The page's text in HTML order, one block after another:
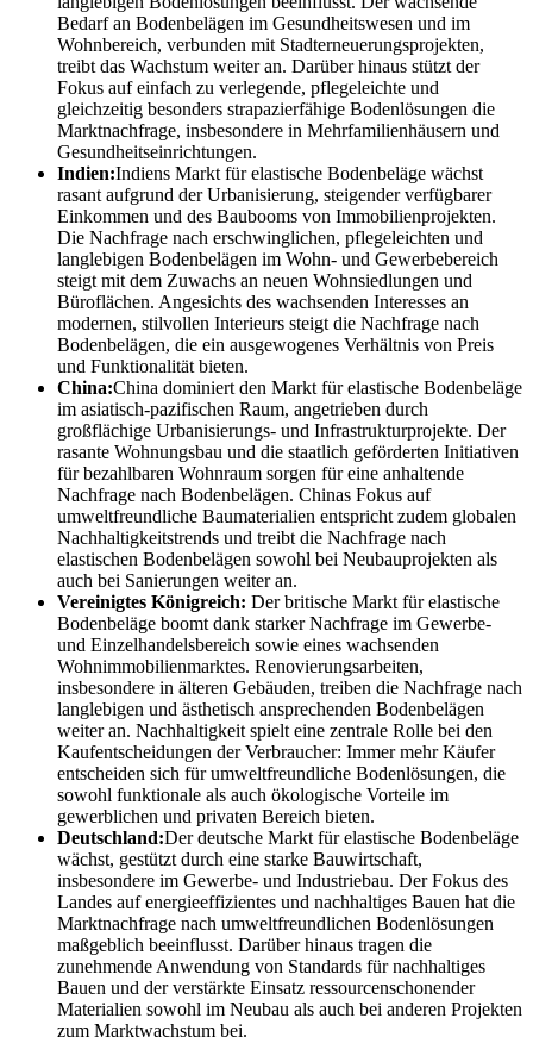
Bedarf an Bodenbelägen im Gesundheitswesen und im
Wohnbereich, verbunden mit Stadterneuerungsprojekten,
treibt das Wachstum weiter an. Darüber hinaus stützt der
Fokus auf einfach zu verlegende, pflegeleichte und
gleichzeitig besonders strapazierfähige Bodenlösungen die
Marktnachfrage, insbesondere in Mehrfamilienhäusern und
Gesundheitseinrichtungen.
Indien:Indiens Markt für elastische Bodenbeläge wächst
rasant aufgrund der Urbanisierung, steigender verfügbarer
Einkommen und des Baubooms von Immobilienprojekten.
Die Nachfrage nach erschwinglichen, pflegeleichten und
langlebigen Bodenbelägen im Wohn- und Gewerbebereich
steigt mit dem Zuwachs an neuen Wohnsiedlungen und
Büroflächen. Angesichts des wachsenden Interesses an
modernen, stilvollen Interieurs steigt die Nachfrage nach
Bodenbelägen, die ein ausgewogenes Verhältnis von Preis
und Funktionalität bieten.
China:China dominiert den Markt für elastische Bodenbeläge
im asiatisch-pazifischen Raum, angetrieben durch
großflächige Urbanisierungs- und Infrastrukturprojekte. Der
rasante Wohnungsbau und die staatlich geförderten Initiativen
für bezahlbaren Wohnraum sorgen für eine anhaltende
Nachfrage nach Bodenbelägen. Chinas Fokus auf
umweltfreundliche Baumaterialien entspricht zudem globalen
Nachhaltigkeitstrends und treibt die Nachfrage nach
elastischen Bodenbelägen sowohl bei Neubauprojekten als
auch bei Sanierungen weiter an.
Vereinigtes Königreich: Der britische Markt für elastische
Bodenbeläge boomt dank starker Nachfrage im Gewerbe-
und Einzelhandelsbereich sowie eines wachsenden
Wohnimmobilienmarktes. Renovierungsarbeiten,
insbesondere in älteren Gebäuden, treiben die Nachfrage nach
langlebigen und ästhetisch ansprechenden Bodenbelägen
weiter an. Nachhaltigkeit spielt eine zentrale Rolle bei den
Kaufentscheidungen der Verbraucher: Immer mehr Käufer
entscheiden sich für umweltfreundliche Bodenlösungen, die
sowohl funktionale als auch ökologische Vorteile im
gewerblichen und privaten Bereich bieten.
Deutschland:Der deutsche Markt für elastische Bodenbeläge
wächst, gestützt durch eine starke Bauwirtschaft,
insbesondere im Gewerbe- und Industriebau. Der Fokus des
Landes auf energieeffizientes und nachhaltiges Bauen hat die
Marktnachfrage nach umweltfreundlichen Bodenlösungen
maßgeblich beeinflusst. Darüber hinaus tragen die
zunehmende Anwendung von Standards für nachhaltiges
Bauen und der verstärkte Einsatz ressourcenschonender
Materialien sowohl im Neubau als auch bei anderen Projekten
zum Marktwachstum bei.